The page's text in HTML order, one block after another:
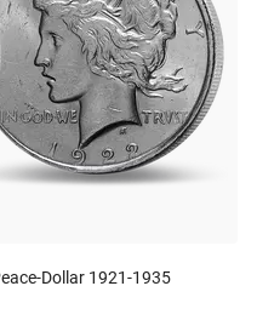
Dollar 1921-1935